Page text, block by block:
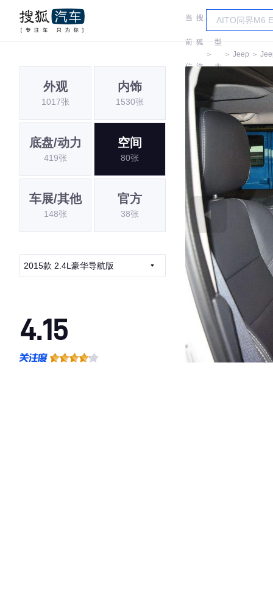
当
前
位
置:
搜
狐
汽
＞
车
型
大
全
＞ Jeep ＞
外观
1017张
内饰
1530张
底盘/动力
419张
空间
80张
车展/其他
148张
官方
38张
2015款 2.4L豪华导航版
4.15